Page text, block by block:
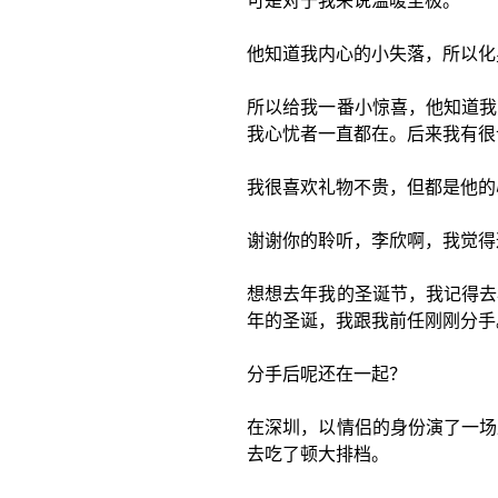
他知道我内心的小失落，所以
所以给我一番小惊喜，他知道
我心忧者一直都在。后来我有
我很喜欢礼物不贵，但都是他
谢谢你的聆听，李欣啊，我觉
想想去年我的圣诞节，我记得
年的圣诞，我跟我前任刚刚分
分手后呢还在一起？
在深圳，以情侣的身份演了一
去吃了顿大排档。